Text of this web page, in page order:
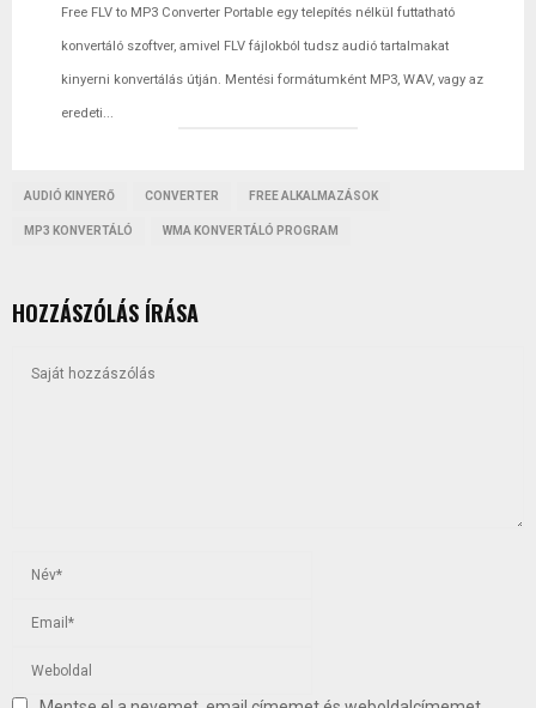
Free FLV to MP3 Converter Portable egy telepítés nélkül futtatható
konvertáló szoftver, amivel FLV fájlokból tudsz audió tartalmakat
kinyerni konvertálás útján. Mentési formátumként MP3, WAV, vagy az
eredeti...
AUDIÓ KINYERŐ CONVERTER FREE ALKALMAZÁSOK
MP3 KONVERTÁLÓ WMA KONVERTÁLÓ PROGRAM
HOZZÁSZÓLÁS ÍRÁSA